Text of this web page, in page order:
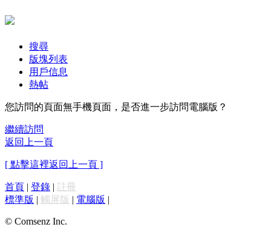
搜尋
版塊列表
用戶信息
熱帖
您訪問的頁面無手機頁面，是否進一步訪問電腦版？
繼續訪問
返回上一頁
[ 點擊這裡返回上一頁 ]
首頁 | 登錄 | 註冊
標準版 | 觸屏版 | 電腦版 |
© Comsenz Inc.